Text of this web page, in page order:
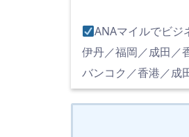
ANAマイルでビジ
伊丹／福岡／成田
バンコク／香港／成